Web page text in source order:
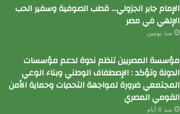
الإمام جابر الجزولي… قطب الصوفية وسفير الحب
الإلهي في مصر
منذ يومين
مؤسسة المصريين تنظم ندوة لدعم مؤسسات
الدولة وتؤكد : الإصطفاف الوطني وبناء الوعي
المجتمعي ضرورة لمواجهة التحديات وحماية الأمن
القومي المصري
منذ 6 أيام